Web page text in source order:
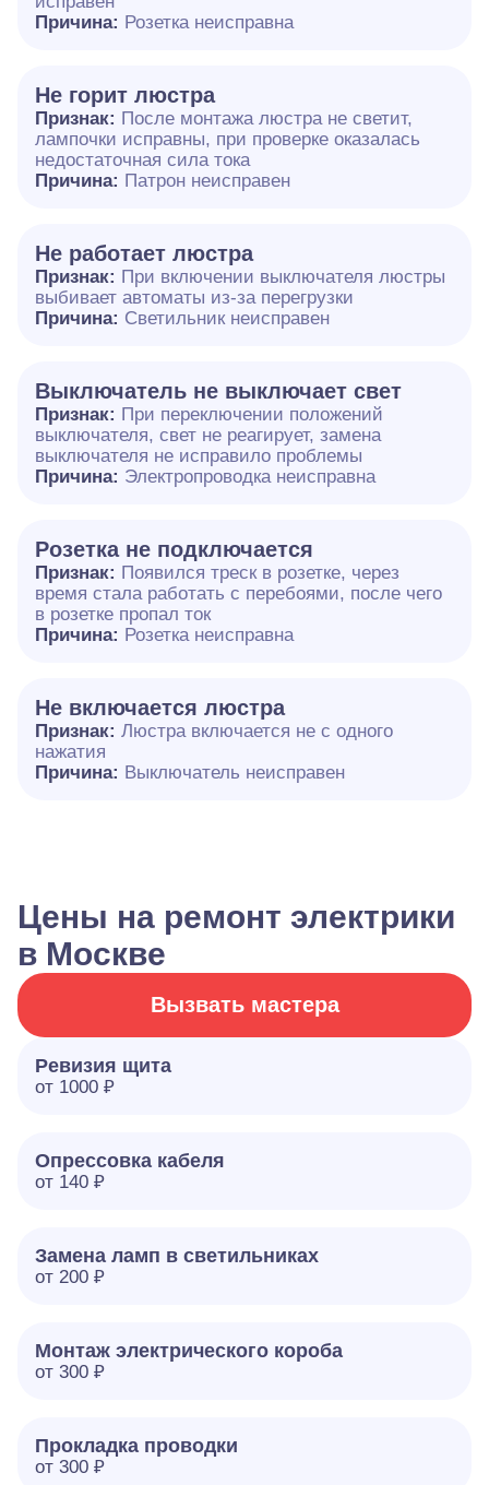
Причина: Розетка неисправна
Не горит люстра
Признак: После монтажа люстра не светит,
лампочки исправны, при проверке оказалась
недостаточная сила тока
Причина: Патрон неисправен
Не работает люстра
Признак: При включении выключателя люстры
выбивает автоматы из-за перегрузки
Причина: Светильник неисправен
Выключатель не выключает свет
Признак: При переключении положений
выключателя, свет не реагирует, замена
выключателя не исправило проблемы
Причина: Электропроводка неисправна
Розетка не подключается
Признак: Появился треск в розетке, через
время стала работать с перебоями, после чего
в розетке пропал ток
Причина: Розетка неисправна
Не включается люстра
Признак: Люстра включается не с одного
нажатия
Причина: Выключатель неисправен
Цены на ремонт электрики
в Москве
Вызвать мастера
Ревизия щита
от 1000 ₽
Опрессовка кабеля
от 140 ₽
Замена ламп в светильниках
от 200 ₽
Монтаж электрического короба
от 300 ₽
Прокладка проводки
от 300 ₽